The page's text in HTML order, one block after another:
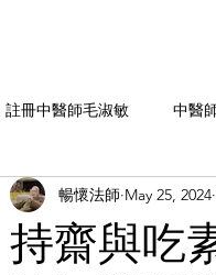
註冊中醫師毛淑敏 中醫
素食新聞 尋找他
持齋與吃
暢懷法師 May 25, 2024